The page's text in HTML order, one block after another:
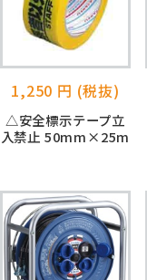
1,250 円 (税抜)
△安全標示テープ立
入禁止 50mm×25m